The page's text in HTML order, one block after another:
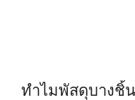
ทำไมพัสดุบางชิ้